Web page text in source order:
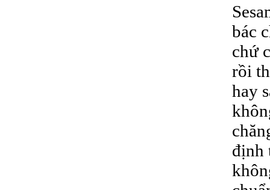
bác
chứ
rồi
hay
định